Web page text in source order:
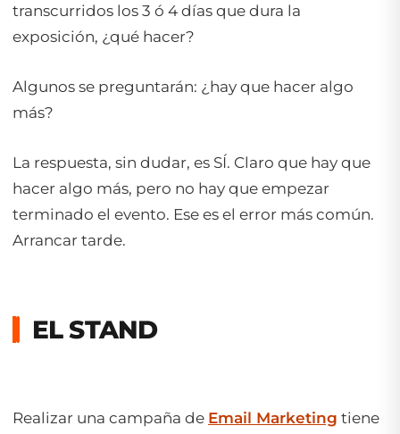
transcurridos los 3 ó 4 días que dura la
exposición, ¿qué hacer?
Algunos se preguntarán: ¿hay que hacer algo
más?
La respuesta, sin dudar, es SÍ. Claro que hay que
hacer algo más, pero no hay que empezar
terminado el evento. Ese es el error más común.
Arrancar tarde.
EL STAND
Realizar una campaña de Email Marketing tiene